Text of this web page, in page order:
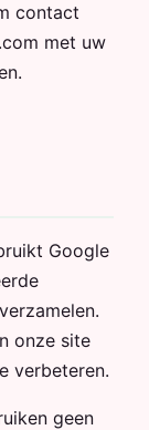
contact
met uw
Google
onze site
verbeteren.
geen